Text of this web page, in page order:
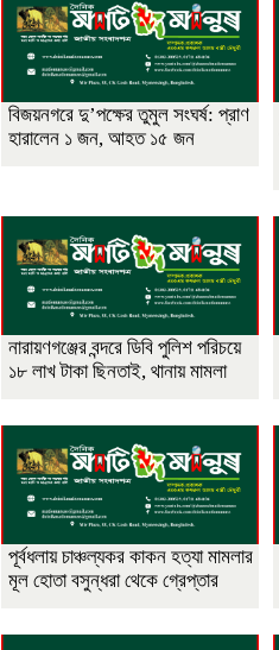
বিজয়নগরে দু’পক্ষের তুমুল সংঘর্ষ: প্রাণ
হারালেন ১ জন, আহত ১৫ জন
নারায়ণগঞ্জের বন্দরে ডিবি পুলিশ পরিচয়ে
১৮ লাখ টাকা ছিনতাই, থানায় মামলা
পূর্বধলায় চাঞ্চল্যকর কাকন হত্যা মামলার
মূল হোতা বসুন্ধরা থেকে গ্রেপ্তার